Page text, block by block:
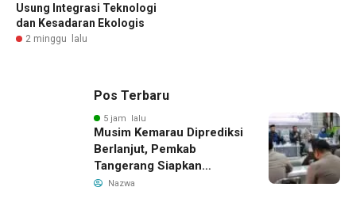
Usung Integrasi Teknologi
dan Kesadaran Ekologis
2 minggu lalu
Pos Terbaru
5 jam lalu
Musim Kemarau Diprediksi
Berlanjut, Pemkab
Tangerang Siapkan
Langkah Antisipasi Krisis
Nazwa